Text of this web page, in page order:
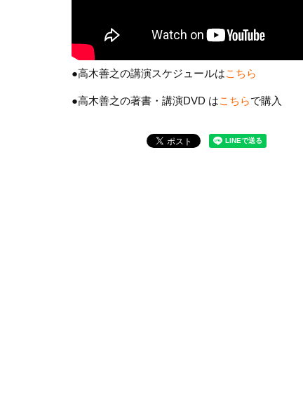
●高木善之の講演スケジュールはこちら
●高木善之の著書・講演DVD はこちらで購入